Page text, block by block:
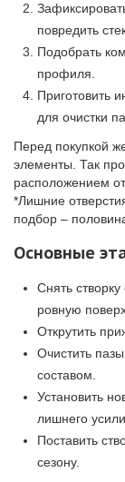
повредить
Подобрать
профиля.
Приготовить
для очистки
Перед покупкой
элементы. Так
расположением
*Лишние
подбор –
Основные
Снять
ровную
Открутить
Очистить
составом.
Установить
лишнего
Поставить
сезону.